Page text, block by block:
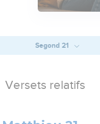
Segond 21
Versets relatifs